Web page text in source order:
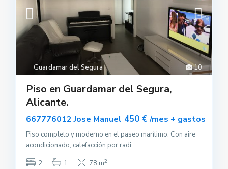
10
Guardamar del Segura
Piso en Guardamar del Segura,
Alicante.
667776012 Jose Manuel 450 €/mes + gastos
Piso completo y moderno en el paseo marítimo. Con aire
acondicionado, calefacción por radi ...
2
1 78 m2